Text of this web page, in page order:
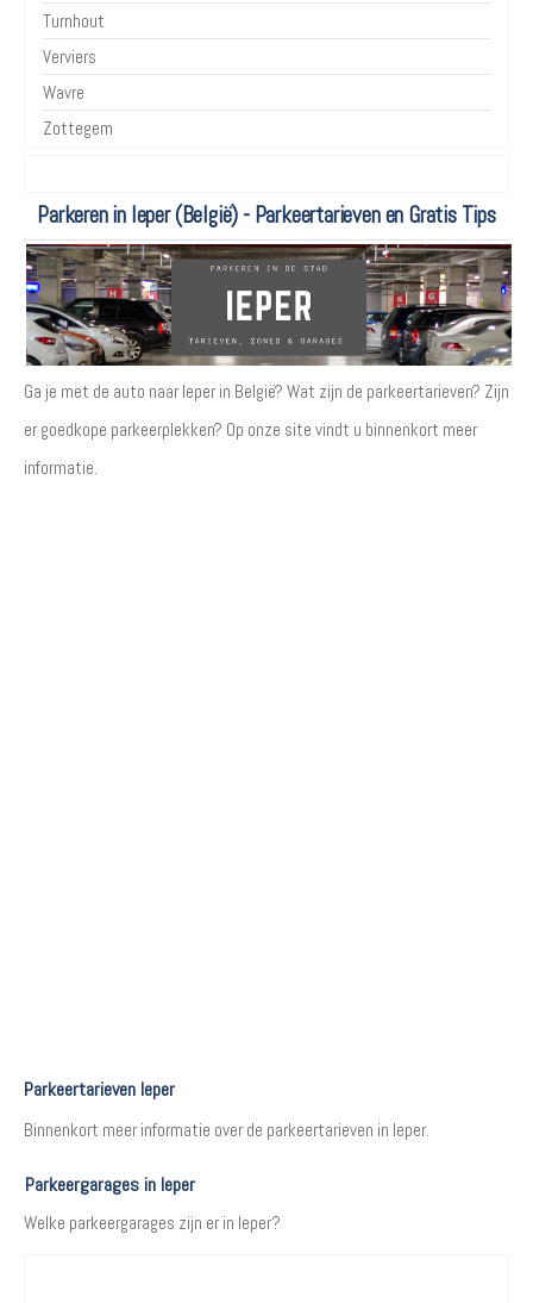
Turnhout
Verviers
Wavre
Zottegem
Parkeren in Ieper (België) - Parkeertarieven en Gratis Tips
Ga je met de auto naar Ieper in België? Wat zijn de parkeertarieven? Zijn
er goedkope parkeerplekken? Op onze site vindt u binnenkort meer
informatie.
Parkeertarieven Ieper
Binnenkort meer informatie over de parkeertarieven in Ieper.
Parkeergarages in Ieper
Welke parkeergarages zijn er in Ieper?